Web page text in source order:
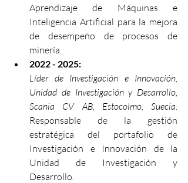
Aprendizaje de Máquinas e
Inteligencia Artificial para la mejora
de desempeño de procesos de
minería.
2022 - 2025:
Líder de Investigación e Innovación,
Unidad de Investigación y Desarrollo,
Scania CV AB, Estocolmo, Suecia.
Responsable de la gestión
estratégica del portafolio de
Investigación e Innovación de la
Unidad de Investigación y
Desarrollo.